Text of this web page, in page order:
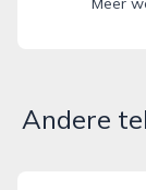
Andere